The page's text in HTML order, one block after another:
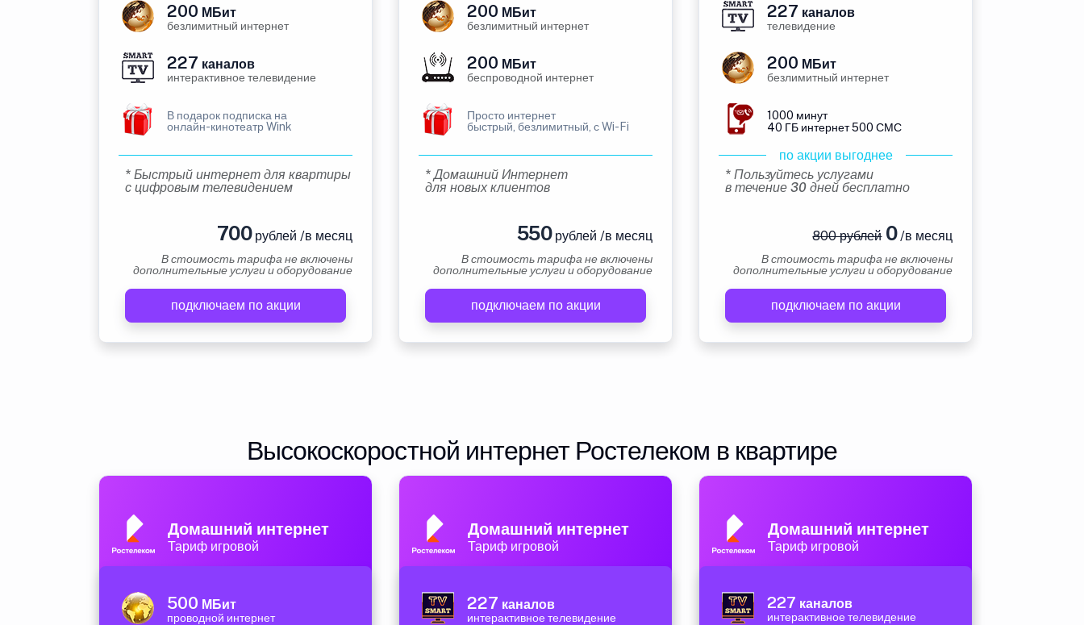
200 МБит
безлимитный интернет
227 каналов
интерактивное телевидение
В подарок подписка на
онлайн-кинотеатр Wink
* Быстрый интернет для квартиры
с цифровым телевидением
700рублей /в месяц
В стоимость тарифа не включены
дополнительные услуги и оборудование
подключаем по акции
200 МБит
безлимитный интернет
200 МБит
беспроводной интернет
Просто интернет
быстрый, безлимитный, с Wi-Fi
* Домашний Интернет
для новых клиентов
550рублей /в месяц
В стоимость тарифа не включены
дополнительные услуги и оборудование
подключаем по акции
227 каналов
телевидение
200 МБит
безлимитный интернет
1000 минут
40 ГБ интернет 500 СМС
по акции выгоднее
* Пользуйтесь услугами
в течение 30 дней бесплатно
800 рублей0/в месяц
В стоимость тарифа не включены
дополнительные услуги и оборудование
подключаем по акции
Высокоскоростной интернет Ростелеком в квартире
Домашний интернет
Тариф игровой
500 МБит
проводной интернет
Домашний интернет
Тариф игровой
227 каналов
интерактивное телевидение
Домашний интернет
Тариф игровой
227 каналов
интерактивное телевидение